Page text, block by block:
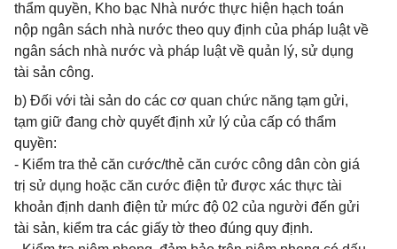
thẩm quyền, Kho bạc Nhà nước thực hiện hạch toán
nộp ngân sách nhà nước theo quy định của pháp luật về
ngân sách nhà nước và pháp luật về quản lý, sử dụng
tài sản công.
b) Đối với tài sản do các cơ quan chức năng tạm gửi,
tạm giữ đang chờ quyết định xử lý của cấp có thẩm
quyền:
- Kiểm tra thẻ căn cước/thẻ căn cước công dân còn giá
trị sử dụng hoặc căn cước điện tử được xác thực tài
khoản định danh điện tử mức độ 02 của người đến gửi
tài sản, kiểm tra các giấy tờ theo đúng quy định.